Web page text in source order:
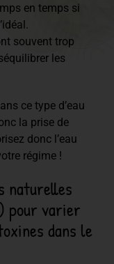
en temps si
souvent trop
les
ce type d’eau
la prise de
donc l’eau
régime !
naturelles
pour varier
dans le